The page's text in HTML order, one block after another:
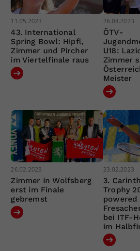
11.05.2023
43. International
Spring Bowl: Hipfl,
Zimmer und Pircher
im Viertelfinale raus
26.04.2023
ÖTV-
U18:
Zimmer
Meister
26.02.2023
Zimmer in Wolfsberg
erst im Finale
gebremst
23.02.2023
3.
Trophy
powered
bei ITF-
im